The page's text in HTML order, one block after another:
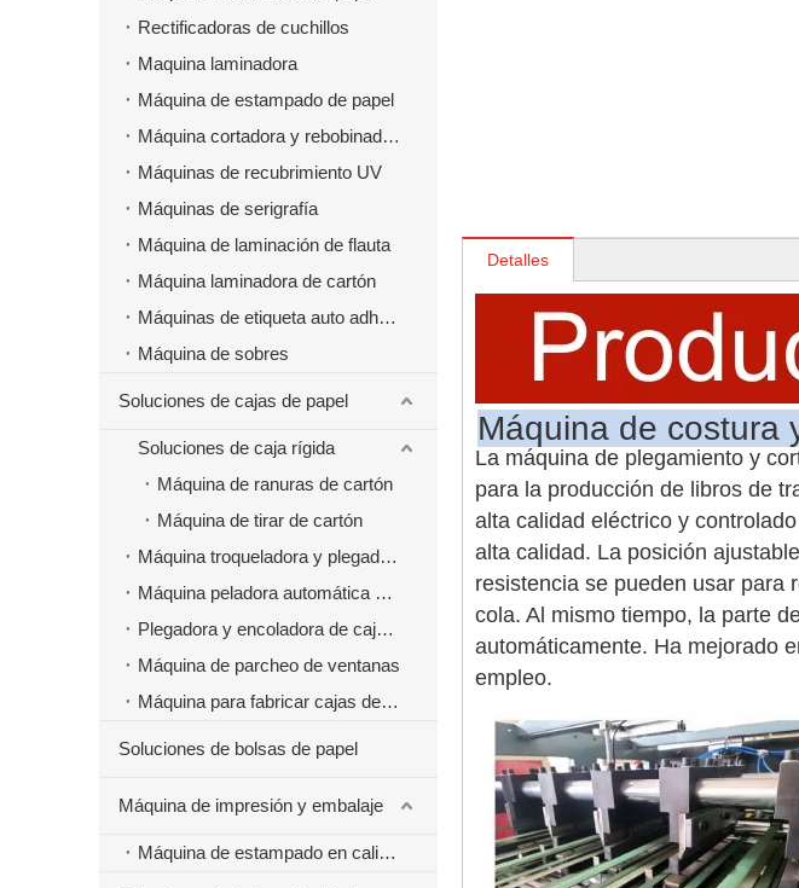
Rectificadoras de cuchillos
Maquina laminadora
Máquina de estampado de papel
Máquina cortadora y rebobinadora
Máquinas de recubrimiento UV
Máquinas de serigrafía
Máquina de laminación de flauta
Máquina laminadora de cartón
Máquinas de etiqueta auto adhesivas
Máquina de sobres
Soluciones de cajas de papel
Soluciones de caja rígida
Máquina de ranuras de cartón
Máquina de tirar de cartón
Máquina troqueladora y plegadora
Máquina peladora automática de cajas de papel
Plegadora y encoladora de cajas de papel
Máquina de parcheo de ventanas
Máquina para fabricar cajas de papel de comida rápida para hamburguesas
Soluciones de bolsas de papel
Máquina de impresión y embalaje
Máquina de estampado en caliente
Detalles
Máquina de costura
La máquina de plegamiento y
para la producción de libros de
alta calidad eléctrico y
alta calidad. La posición
resistencia se pueden usar para
cola. Al mismo tiempo, la parte
automáticamente. Ha mejorado
empleo.